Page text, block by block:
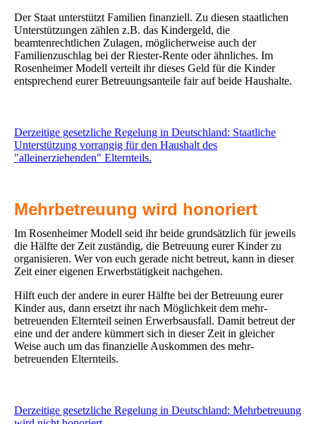
Der Staat unterstützt Familien finanziell. Zu diesen staatlichen
Unterstützungen zählen z.B. das Kindergeld, die
beamtenrechtlichen Zulagen, möglicherweise auch der
Familienzuschlag bei der Riester-Rente oder ähnliches. Im
Rosenheimer Modell verteilt ihr dieses Geld für die Kinder
entsprechend eurer Betreuungsanteile fair auf beide Haushalte.
Derzeitige gesetzliche Regelung in Deutschland: Staatliche
Unterstützung vorrangig für den Haushalt des
"alleinerziehenden" Elternteils.
Mehrbetreuung wird honoriert
Im Rosenheimer Modell seid ihr beide grundsätzlich für jeweils
die Hälfte der Zeit zuständig, die Betreuung eurer Kinder zu
organisieren. Wer von euch gerade nicht betreut, kann in dieser
Zeit einer eigenen Erwerbstätigkeit nachgehen.
Hilft euch der andere in eurer Hälfte bei der Betreuung eurer
Kinder aus, dann ersetzt ihr nach Möglichkeit dem mehr-
betreuenden Elternteil seinen Erwerbsausfall. Damit betreut der
eine und der andere kümmert sich in dieser Zeit in gleicher
Weise auch um das finanzielle Auskommen des mehr-
betreuenden Elternteils.
Derzeitige gesetzliche Regelung in Deutschland: Mehrbetreuung